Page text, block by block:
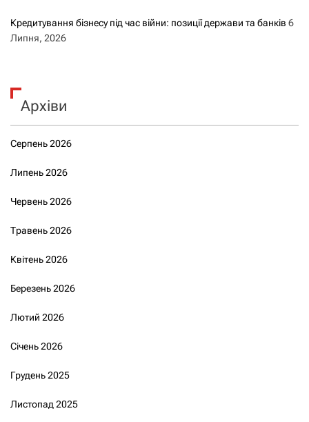
Кредитування бізнесу під час війни: позиції держави та банків 6
Липня, 2026
Архіви
Серпень 2026
Липень 2026
Червень 2026
Травень 2026
Квітень 2026
Березень 2026
Лютий 2026
Січень 2026
Грудень 2025
Листопад 2025